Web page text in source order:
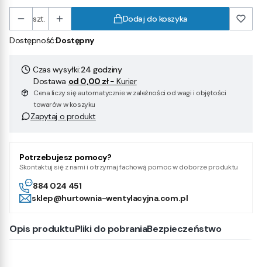
szt. Dodaj do koszyka
Dostępność:Dostępny
Czas wysyłki:24 godziny
Dostawa od 0,00 zł- Kurier
Cena liczy się automatycznie w zależności od wagi i objętości
towarów w koszyku
Zapytaj o produkt
Potrzebujesz pomocy?
Skontaktuj się z nami i otrzymaj fachową pomoc w doborze produktu
884 024 451
sklep@hurtownia-wentylacyjna.com.pl
Opis produktuPliki do pobraniaBezpieczeństwo